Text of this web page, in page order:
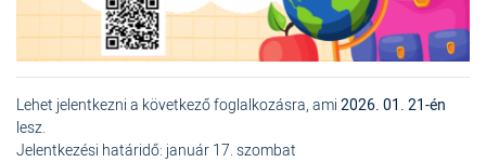
Lehet jelentkezni a következő foglalkozásra, ami 2026. 01. 21-én
lesz.
Jelentkezési határidő: január 17. szombat